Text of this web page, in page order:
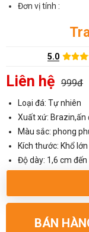
Đơn vị tính :
5.0
Liên hệ 999đ
Loại đá: Tự nhiên
Xuất xứ: Brazin,ấn
Màu sắc: phong
Kích thước: Khổ lớn
Độ dày: 1,6 cm đến
BÁN